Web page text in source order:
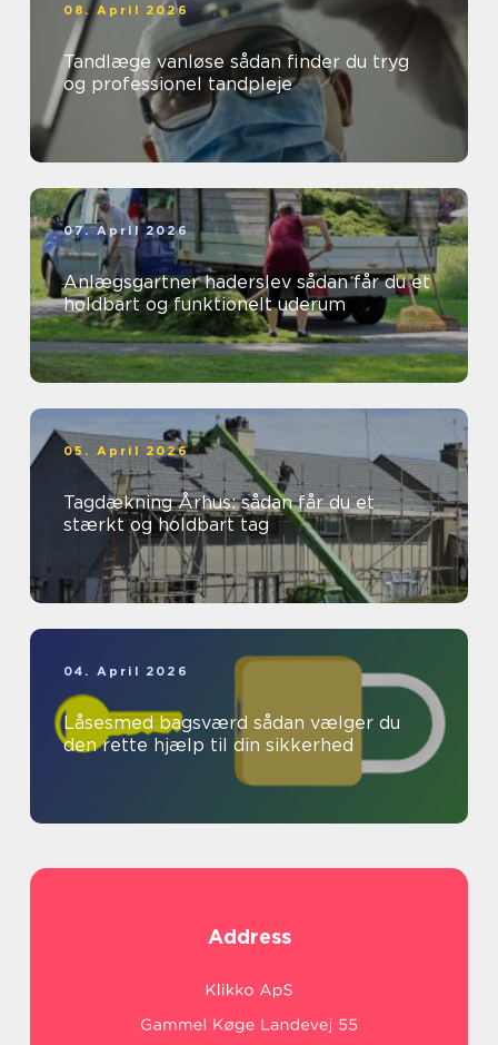
08. April 2026
Tandlæge vanløse sådan finder du tryg
og professionel tandpleje
07. April 2026
Anlægsgartner haderslev sådan får du et
holdbart og funktionelt uderum
05. April 2026
Tagdækning Århus: sådan får du et
stærkt og holdbart tag
04. April 2026
Låsesmed bagsværd sådan vælger du
den rette hjælp til din sikkerhed
Address